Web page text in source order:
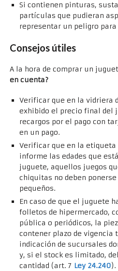
Si contienen pinturas,
partículas que pudieran
representar un peligro
Consejos útiles
A la hora de comprar un
en cuenta?
Verificar que en la vidriera
exhibido el precio final del
recargos por el pago con
en un pago.
Verificar que en la
informe las edades que
juguete, aquellos juegos
chiquitas no deben
pequeños.
En caso de que el juguete
folletos de hipermercado,
pública o periódicos, la
contener plazo de
indicación de sucursales
y, si el stock es limitado,
cantidad (art. 7 Ley 24.240).